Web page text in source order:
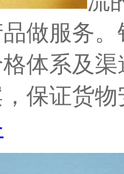
做服务
体系及
，保证货